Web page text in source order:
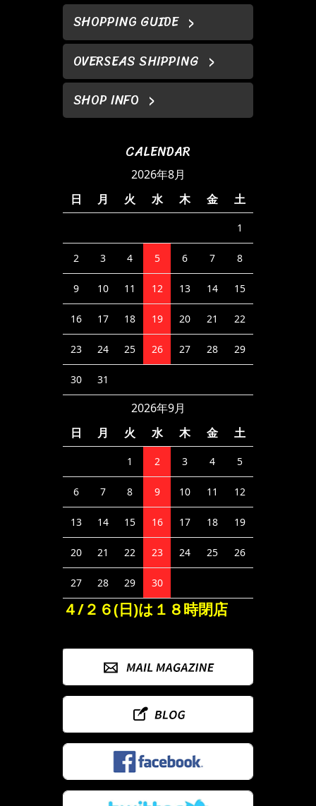
SHOPPING GUIDE
OVERSEAS SHIPPING
SHOP INFO
CALENDAR
2026年8月
日
月 火 水 木 金 土
1
2 3 4 5 6 7 8
9 10 11 12 13 14 15
16 17 18 19 20 21 22
23 24 25 26 27 28 29
30 31
2026年9月
日
月 火 水 木 金 土
1 2 3 4 5
6 7 8 9 10 11 12
13 14 15 16 17 18 19
20 21 22 23 24 25 26
27 28 29 30
４/２６(日)は１８時閉店